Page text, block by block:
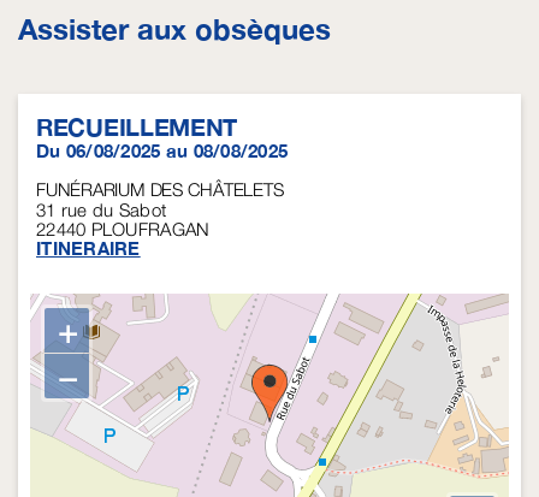
Assister aux obsèques
RECUEILLEMENT
Du 06/08/2025 au 08/08/2025
FUNÉRARIUM DES CHÂTELETS
31 rue du Sabot
22440 PLOUFRAGAN
ITINERAIRE
+
−